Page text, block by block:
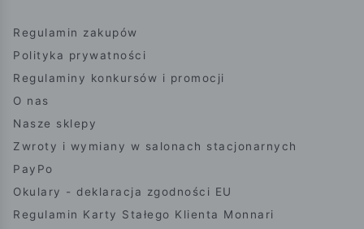
Regulamin zakupów
Polityka prywatności
Regulaminy konkursów i promocji
O nas
Nasze sklepy
Zwroty i wymiany w salonach stacjonarnych
PayPo
Okulary - deklaracja zgodności EU
Regulamin Karty Stałego Klienta Monnari